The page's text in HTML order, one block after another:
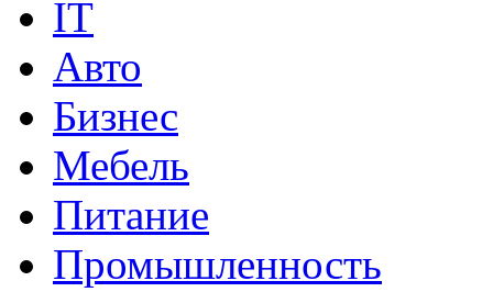
IT
Авто
Бизнес
Мебель
Питание
Промышленность